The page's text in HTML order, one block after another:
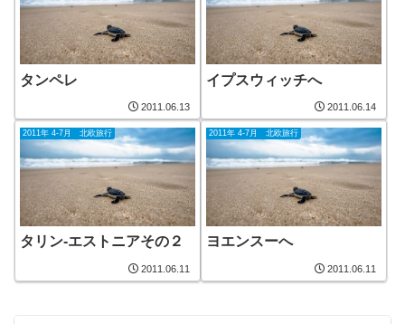
タンペレ
2011.06.13
イプスウィッチへ
2011.06.14
2011年 4-7月 北欧旅行
タリン-エストニアその２
2011.06.11
2011年 4-7月 北欧旅行
ヨエンスーへ
2011.06.11